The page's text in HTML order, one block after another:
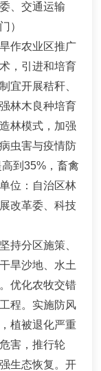
、交通运输
）
旱作农业区推广
，引进和培育
宜开展秸秆、
林木良种培育
林模式，加强
虫害与疫情防
高到35% ，畜禽
单位：自治区林
改革委、科技
坚持分区施策、
旱沙地、水土
优化农牧交错
程。实施防风
植被退化严重
害，推行轮
生态恢复。开